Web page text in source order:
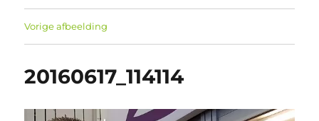
Vorige afbeelding
20160617_114114